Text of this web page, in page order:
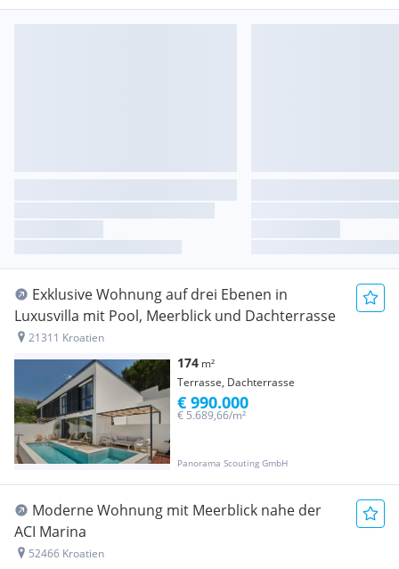
Exklusive Wohnung auf drei Ebenen in
Luxusvilla mit Pool, Meerblick und Dachterrasse
21311 Kroatien
174 m²
Terrasse, Dachterrasse
Panorama Scouting GmbH
€ 5.689,66/m²
€ 990.000
Moderne Wohnung mit Meerblick nahe der
ACI Marina
52466 Kroatien